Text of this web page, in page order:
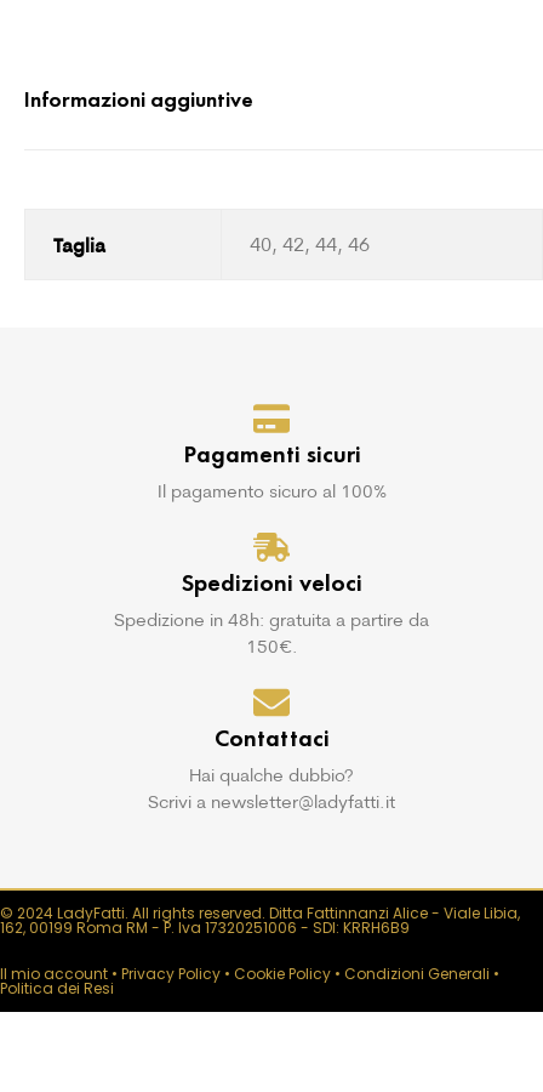
Informazioni aggiuntive
Taglia 40, 42, 44, 46
Pagamenti sicuri
Il pagamento sicuro al 100%
Spedizioni veloci
Spedizione in 48h: gratuita a partire da
150€.
Contattaci
Hai qualche dubbio?
Scrivi a newsletter@ladyfatti.it
© 2024 LadyFatti. All rights reserved. Ditta Fattinnanzi Alice - Viale Libia,
162, 00199 Roma RM - P. Iva 17320251006 - SDI: KRRH6B9
Il mio account • Privacy Policy • Cookie Policy • Condizioni Generali •
Politica dei Resi